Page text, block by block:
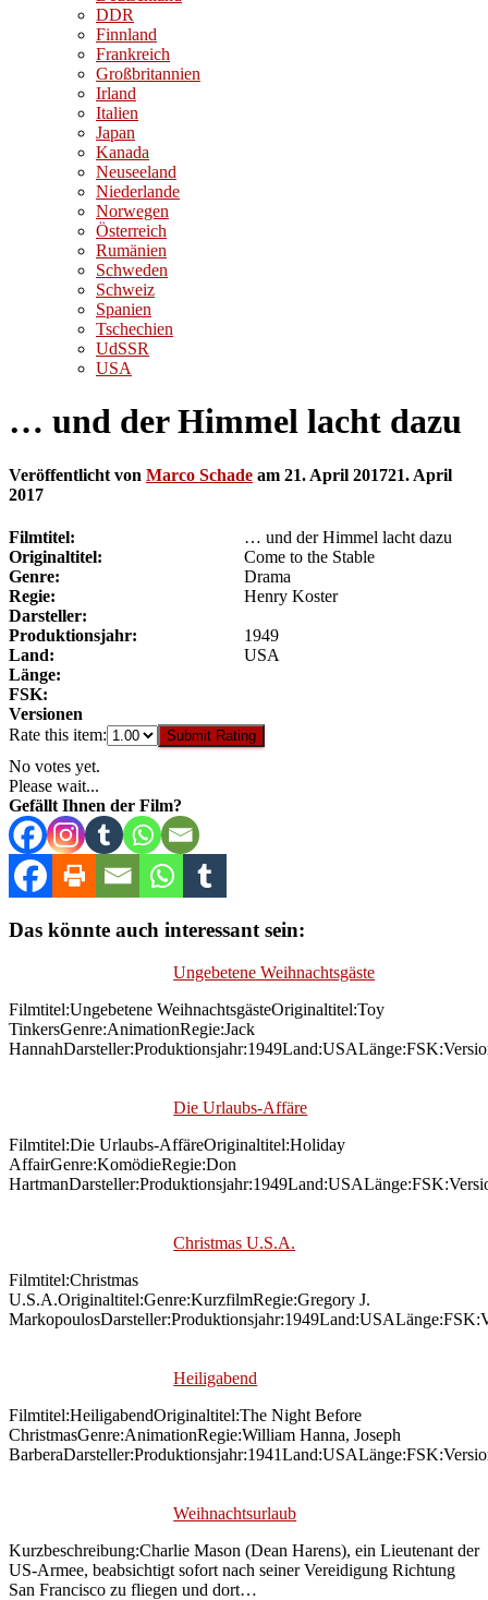
DDR
Finnland
Frankreich
Großbritannien
Irland
Italien
Japan
Kanada
Neuseeland
Niederlande
Norwegen
Österreich
Rumänien
Schweden
Schweiz
Spanien
Tschechien
UdSSR
USA
… und der Himmel lacht dazu
Veröffentlicht von Marco Schade am 21. April 201721. April
2017
Filmtitel:
… und der Himmel lacht dazu
Originaltitel:
Come to the Stable
Genre:
Drama
Regie:
Henry Koster
Darsteller:
Produktionsjahr:
1949
Land:
USA
Länge:
FSK:
Versionen
Rate this item:
Submit Rating
No votes yet.
Please wait...
Gefällt Ihnen der Film?
Das könnte auch interessant sein:
Ungebetene Weihnachtsgäste
Filmtitel:Ungebetene WeihnachtsgästeOriginaltitel:Toy
TinkersGenre:AnimationRegie:Jack
Die Urlaubs-Affäre
Filmtitel:Die Urlaubs-AffäreOriginaltitel:Holiday
AffairGenre:KomödieRegie:Don
Christmas U.S.A.
Filmtitel:Christmas
U.S.A.Originaltitel:Genre:KurzfilmRegie:Gregory J.
Heiligabend
Filmtitel:HeiligabendOriginaltitel:The Night Before
ChristmasGenre:AnimationRegie:William Hanna, Joseph
Weihnachtsurlaub
Kurzbeschreibung:Charlie Mason (Dean Harens), ein Lieutenant der
US-Armee, beabsichtigt sofort nach seiner Vereidigung Richtung
San Francisco zu fliegen und dort…